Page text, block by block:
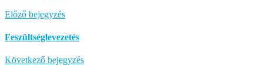
Előző bejegyzés
Feszültséglevezetés
Következő bejegyzés